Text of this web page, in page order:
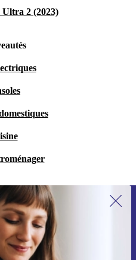
2 (2023)
et infos de refurbed
aucune offre.